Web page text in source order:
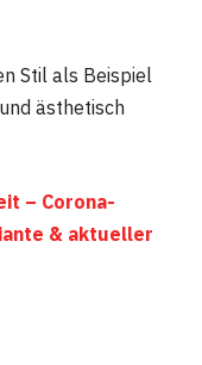
Stil als Beispiel
ästhetisch
– Corona-
& aktueller